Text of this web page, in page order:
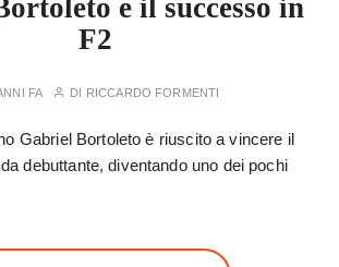
e il successo in
F2
FA DI RICCARDO FORMENTI
Gabriel Bortoleto è riuscito a vincere il
debuttante, diventando uno dei pochi